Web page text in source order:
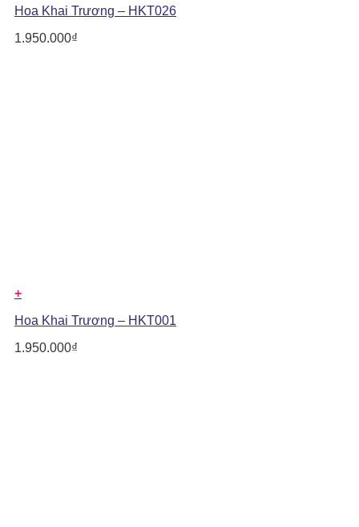
Hoa Khai Trương – HKT026
1.950.000₫
+
Hoa Khai Trương – HKT001
1.950.000₫